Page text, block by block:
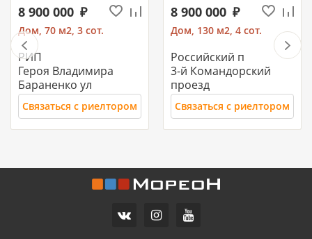
8 900 000
Дом, 70 м2, 3 сот.
РИП
Героя Владимира
Бараненко ул
Связаться с риелтором
8 900 000
Дом, 130 м2, 4 сот.
Российский п
3-й Командорский
проезд
Связаться с риелтором
10 500 000
Дом, 71 м2, 3 сот.